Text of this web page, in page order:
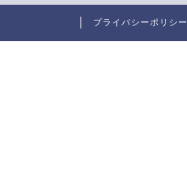
プライバシーポリシー